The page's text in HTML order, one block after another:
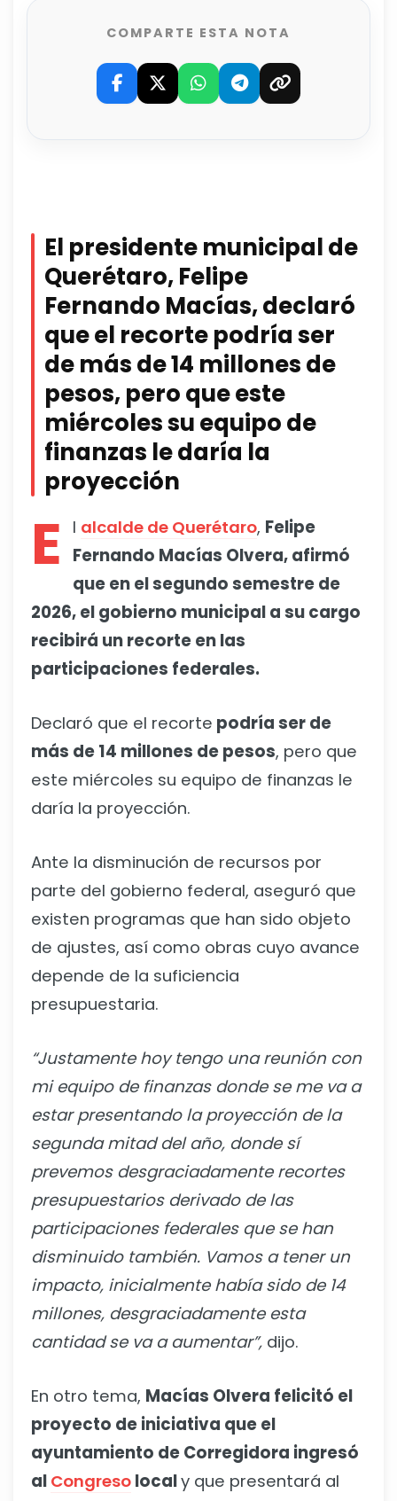
COMPARTE ESTA NOTA
El presidente municipal de
Querétaro, Felipe
Fernando Macías, declaró
que el recorte podría ser
de más de 14 millones de
pesos, pero que este
miércoles su equipo de
finanzas le daría la
proyección
E l alcalde de Querétaro, Felipe
Fernando Macías Olvera, afirmó
que en el segundo semestre de
2026, el gobierno municipal a su cargo
recibirá un recorte en las
participaciones federales.
Declaró que el recorte podría ser de
más de 14 millones de pesos, pero que
este miércoles su equipo de finanzas le
daría la proyección.
Ante la disminución de recursos por
parte del gobierno federal, aseguró que
existen programas que han sido objeto
de ajustes, así como obras cuyo avance
depende de la suficiencia
presupuestaria.
“Justamente hoy tengo una reunión con
mi equipo de finanzas donde se me va a
estar presentando la proyección de la
segunda mitad del año, donde sí
prevemos desgraciadamente recortes
presupuestarios derivado de las
participaciones federales que se han
disminuido también. Vamos a tener un
impacto, inicialmente había sido de 14
millones, desgraciadamente esta
cantidad se va a aumentar”, dijo.
En otro tema, Macías Olvera felicitó el
proyecto de iniciativa que el
ayuntamiento de Corregidora ingresó
al Congreso localy que presentará al